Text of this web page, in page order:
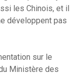
les Chinois, et il
développent pas
sur le
Ministère des